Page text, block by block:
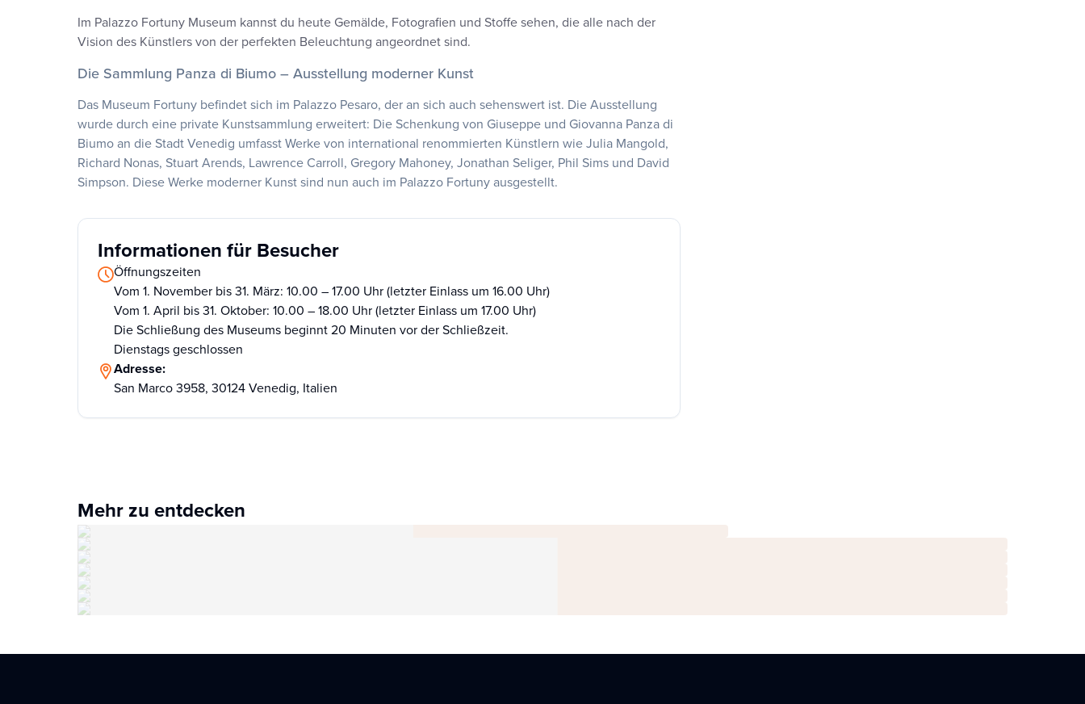
Im Palazzo Fortuny Museum kannst du heute Gemälde, Fotografien und Stoffe sehen, die alle nach der
Vision des Künstlers von der perfekten Beleuchtung angeordnet sind.
Die Sammlung Panza di Biumo – Ausstellung moderner Kunst
Das Museum Fortuny befindet sich im Palazzo Pesaro, der an sich auch sehenswert ist. Die Ausstellung
wurde durch eine private Kunstsammlung erweitert: Die Schenkung von Giuseppe und Giovanna Panza di
Biumo an die Stadt Venedig umfasst Werke von international renommierten Künstlern wie Julia Mangold,
Richard Nonas, Stuart Arends, Lawrence Carroll, Gregory Mahoney, Jonathan Seliger, Phil Sims und David
Simpson. Diese Werke moderner Kunst sind nun auch im Palazzo Fortuny ausgestellt.
Informationen für Besucher
Öffnungszeiten
Vom 1. November bis 31. März: 10.00 – 17.00 Uhr (letzter Einlass um 16.00 Uhr)
Vom 1. April bis 31. Oktober: 10.00 – 18.00 Uhr (letzter Einlass um 17.00 Uhr)
Die Schließung des Museums beginnt 20 Minuten vor der Schließzeit.
Dienstags geschlossen
Adresse:
San Marco 3958, 30124 Venedig, Italien
Mehr zu entdecken